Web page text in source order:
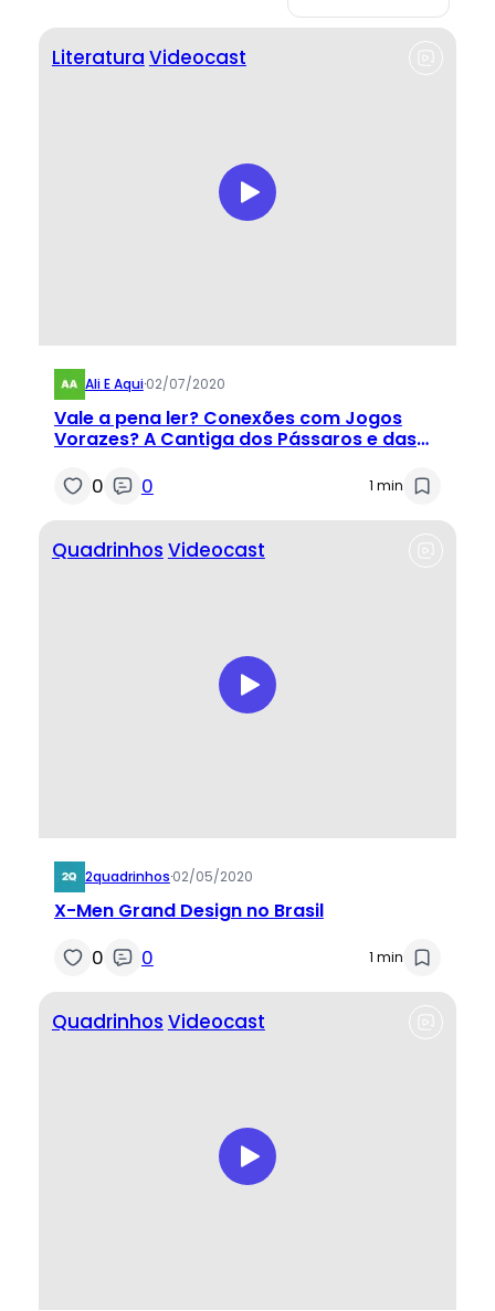
Literatura Videocast
Ali E Aqui·02/07/2020
Vale a pena ler? Conexões com Jogos
Vorazes? A Cantiga dos Pássaros e das
0 0 1 min
Quadrinhos Videocast
2quadrinhos·02/05/2020
X-Men Grand Design no Brasil
0 0 1 min
Quadrinhos Videocast